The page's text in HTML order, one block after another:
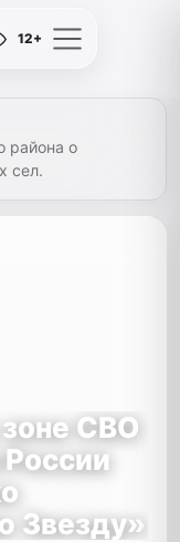
12+
района о
сел.
СВО
Звезду»